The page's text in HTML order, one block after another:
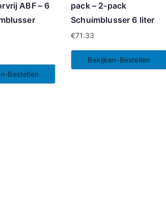
ABF – 6
Bestellen
pack – 2-pack
Schuimblusser 6 liter
€71.33
Bekijken-Bestellen